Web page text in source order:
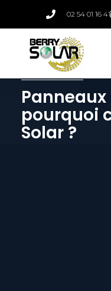
02 54 01 16 41
pourquoi
Solar ?